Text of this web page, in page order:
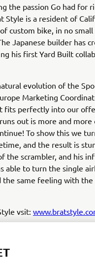
the passion Go had for
Style is a resident of
custom bike, in no
Japanese builder has
his first Yard Built
evolution of the
Marketing
fits perfectly into our
out is more and more
To show this we
and the result is
the scrambler, and his
able to turn the single
same feeling with the
vsit: